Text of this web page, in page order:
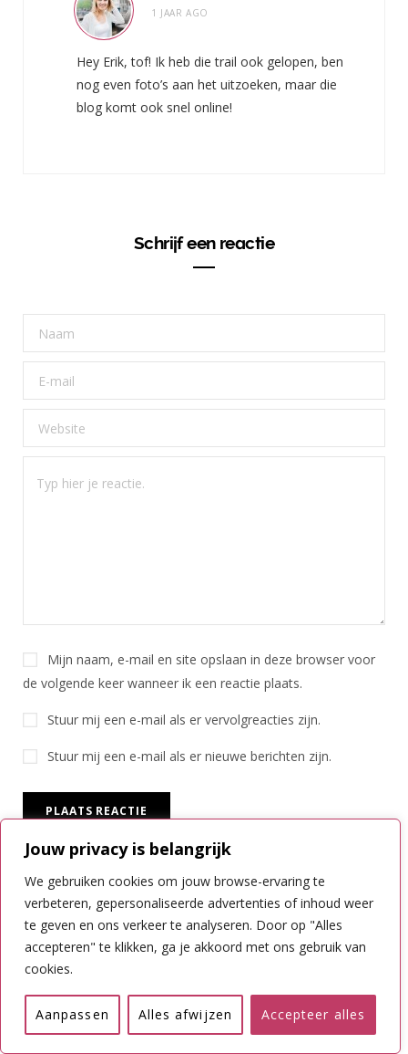
Jouw privacy is belangrijk
We gebruiken cookies om jouw browse-ervaring te
verbeteren, gepersonaliseerde advertenties of inhoud weer
te geven en ons verkeer te analyseren. Door op "Alles
accepteren" te klikken, ga je akkoord met ons gebruik van
cookies.
Aanpassen Alles afwijzen Accepteer alles
1 JAAR AGO
Hey Erik, tof! Ik heb die trail ook gelopen, ben
nog even foto’s aan het uitzoeken, maar die
blog komt ook snel online!
Schrijf een reactie
Mijn naam, e-mail en site opslaan in deze browser voor
de volgende keer wanneer ik een reactie plaats.
Stuur mij een e-mail als er vervolgreacties zijn.
Stuur mij een e-mail als er nieuwe berichten zijn.
Zoeken